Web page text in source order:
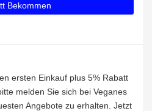
Bekommen
ersten Einkauf plus 5% Rabatt
melden Sie sich bei Veganes
Angebote zu erhalten. Jetzt